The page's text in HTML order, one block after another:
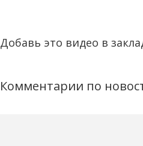
Добавь это видео в
Комментарии по